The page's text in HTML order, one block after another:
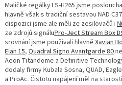
Maličké regálky LS-H265 jsme
hlavně však s tradiční sestavou NAD
dispozici jsme ale měli ze zesilovačů i
ze zdrojů signáluPro-Ject Stream Box
srovnání jsme používali hlavně Xavian
Elan 15, Quadral Signo Avantgarde 80
Aeon Titandome a Definitive
dodaly firmy Kubala Sosna, QUAD,
a ProAc. Čistotu napájení měl na